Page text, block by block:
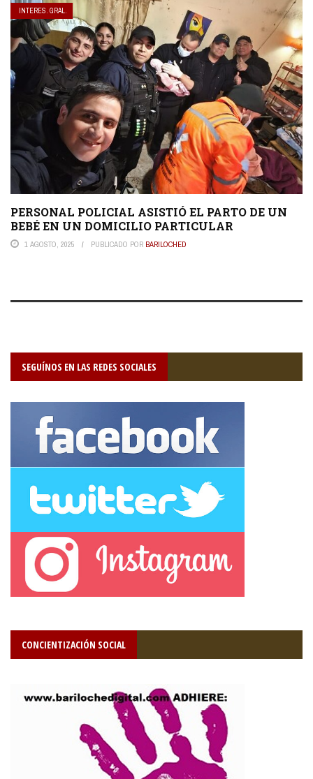
INTERES. GRAL.
PERSONAL POLICIAL ASISTIÓ EL PARTO DE UN
BEBÉ EN UN DOMICILIO PARTICULAR
1 AGOSTO, 2025 PUBLICADO POR BARILOCHED
SEGUÍNOS EN LAS REDES SOCIALES
CONCIENTIZACIÓN SOCIAL